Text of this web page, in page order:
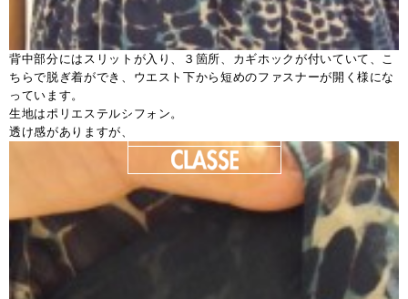
背中部分にはスリットが入り、３箇所、カギホックが付いていて、こ
ちらで脱ぎ着ができ、ウエスト下から短めのファスナーが開く様にな
っています。
生地はポリエステルシフォン。
透け感がありますが、